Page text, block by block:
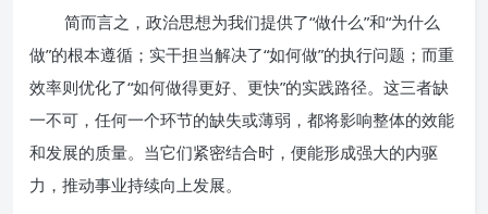
简而言之，政治思想为我们提供了“做什么”和“为什么
做”的根本遵循；实干担当解决了“如何做”的执行问题；而重
效率则优化了“如何做得更好、更快”的实践路径。这三者缺
一不可，任何一个环节的缺失或薄弱，都将影响整体的效能
和发展的质量。当它们紧密结合时，便能形成强大的内驱
力，推动事业持续向上发展。